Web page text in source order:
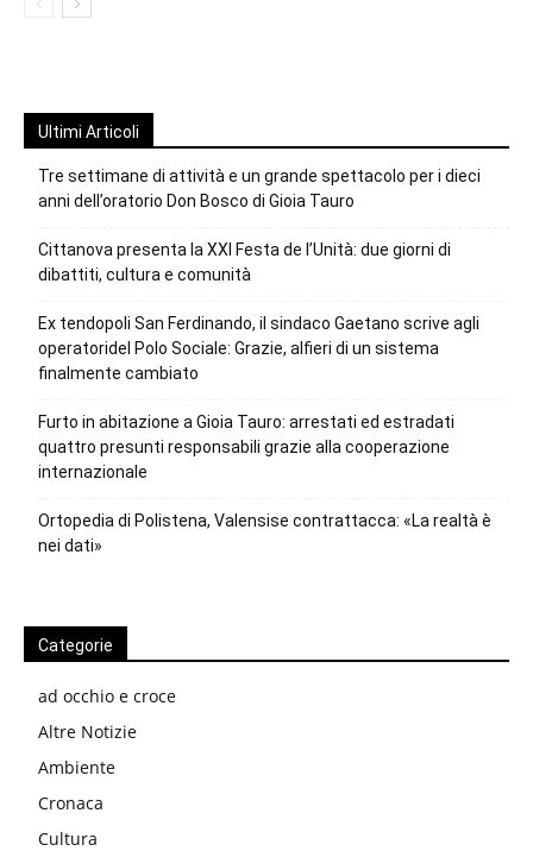
Ultimi Articoli
Tre settimane di attività e un grande spettacolo per i dieci
anni dell’oratorio Don Bosco di Gioia Tauro
Cittanova presenta la XXI Festa de l’Unità: due giorni di
dibattiti, cultura e comunità
Ex tendopoli San Ferdinando, il sindaco Gaetano scrive agli
operatoridel Polo Sociale: Grazie, alfieri di un sistema
finalmente cambiato
Furto in abitazione a Gioia Tauro: arrestati ed estradati
quattro presunti responsabili grazie alla cooperazione
internazionale
Ortopedia di Polistena, Valensise contrattacca: «La realtà è
nei dati»
Categorie
ad occhio e croce
Altre Notizie
Ambiente
Cronaca
Cultura